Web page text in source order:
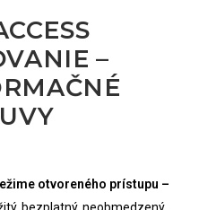
–
otvoreného prístupu –